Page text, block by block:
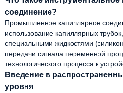
соединение?
Промышленное капиллярное
использование капиллярных
специальными жидкостями
передачи сигнала переменной
технологического процесса к
Введение в
уровня